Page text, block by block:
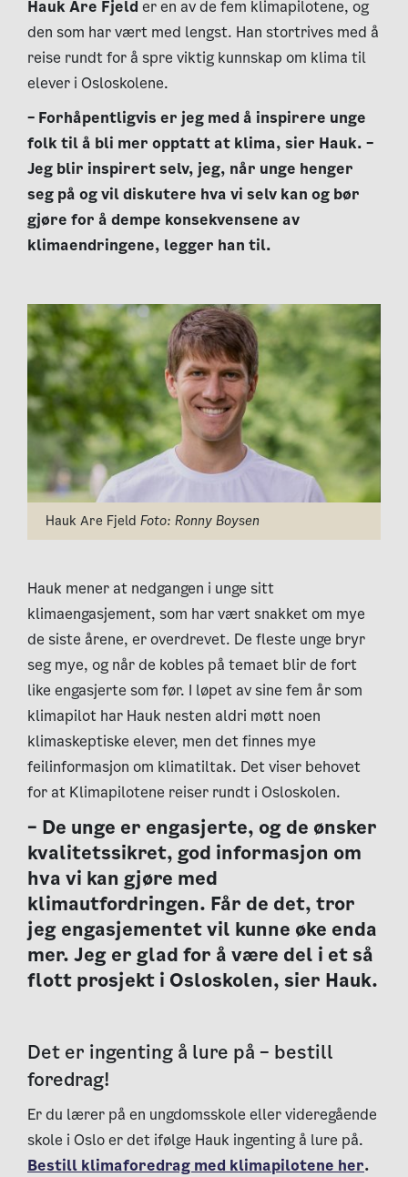
Hauk Are Fjeld er en av de fem klimapilotene, og
den som har vært med lengst. Han stortrives med å
reise rundt for å spre viktig kunnskap om klima til
elever i Osloskolene.
– Forhåpentligvis er jeg med å inspirere unge
folk til å bli mer opptatt at klima, sier Hauk. –
Jeg blir inspirert selv, jeg, når unge henger
seg på og vil diskutere hva vi selv kan og bør
gjøre for å dempe konsekvensene av
klimaendringene, legger han til.
Hauk Are Fjeld Foto: Ronny Boysen
Hauk mener at nedgangen i unge sitt
klimaengasjement, som har vært snakket om mye
de siste årene, er overdrevet. De fleste unge bryr
seg mye, og når de kobles på temaet blir de fort
like engasjerte som før. I løpet av sine fem år som
klimapilot har Hauk nesten aldri møtt noen
klimaskeptiske elever, men det finnes mye
feilinformasjon om klimatiltak. Det viser behovet
for at Klimapilotene reiser rundt i Osloskolen.
– De unge er engasjerte, og de ønsker
kvalitetssikret, god informasjon om
hva vi kan gjøre med
klimautfordringen. Får de det, tror
jeg engasjementet vil kunne øke enda
mer. Jeg er glad for å være del i et så
flott prosjekt i Osloskolen, sier Hauk.
Det er ingenting å lure på – bestill
foredrag!
Er du lærer på en ungdomsskole eller videregående
skole i Oslo er det ifølge Hauk ingenting å lure på.
Bestill klimaforedrag med klimapilotene her.